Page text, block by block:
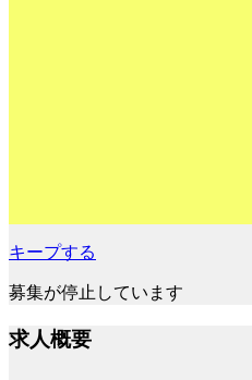
キープする
募集が停止しています
求人概要